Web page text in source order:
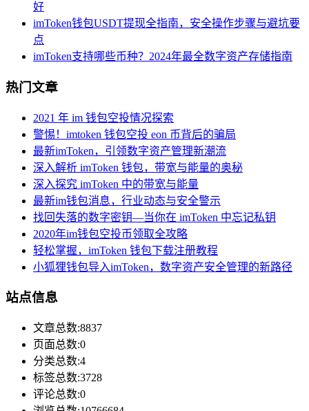
好
imToken钱包USDT提现全指南，安全操作步骤与避坑要
点
imToken支持哪些币种？2024年最全数字资产存储指南
热门文章
2021 年 im 钱包空投情况探索
警惕！imtoken 钱包空投 eon 币背后的骗局
最新imToken，引领数字资产管理新潮流
深入解析 imToken 钱包，带宽与能量的奥秘
深入探究 imToken 中的带宽与能量
最新im钱包消息，行业动态与安全警示
找回失落的数字密钥—当你在 imToken 中忘记私钥
2020年im钱包空投币领取全攻略
轻松掌握，imToken 钱包下载注册教程
小狐狸钱包导入imToken，数字资产安全管理的新路径
站点信息
文章总数:8837
页面总数:0
分类总数:4
标签总数:3728
评论总数:0